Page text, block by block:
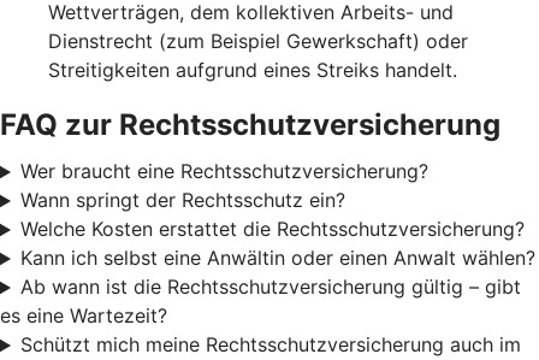
Wettverträgen, dem kollektiven Arbeits- und
Dienstrecht (zum Beispiel Gewerkschaft) oder
Streitigkeiten aufgrund eines Streiks handelt.
FAQ zur Rechtsschutzversicherung
Wer braucht eine Rechtsschutzversicherung?
Wann springt der Rechtsschutz ein?
Welche Kosten erstattet die Rechtsschutzversicherung?
Kann ich selbst eine Anwältin oder einen Anwalt wählen?
Ab wann ist die Rechtsschutzversicherung gültig – gibt
es eine Wartezeit?
Schützt mich meine Rechtsschutzversicherung auch im